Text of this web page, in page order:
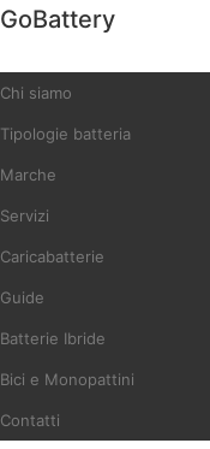
GoBattery
Chi siamo
Tipologie batteria
Marche
Servizi
Caricabatterie
Guide
Batterie Ibride
Bici e Monopattini
Contatti